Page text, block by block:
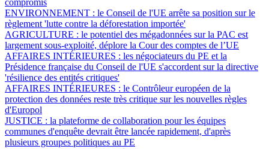
ENVIRONNEMENT : le Conseil de l'UE arrête sa position sur le
règlement 'lutte contre la déforestation importée'
AGRICULTURE : le potentiel des mégadonnées sur la PAC est
largement sous-exploité, déplore la Cour des comptes de l’UE
AFFAIRES INTÉRIEURES : les négociateurs du PE et la
Présidence française du Conseil de l'UE s'accordent sur la directive
'résilience des entités critiques'
AFFAIRES INTÉRIEURES : le Contrôleur européen de la
protection des données reste très critique sur les nouvelles règles
d'Europol
JUSTICE : la plateforme de collaboration pour les équipes
communes d'enquête devrait être lancée rapidement, d'après
plusieurs groupes politiques au PE